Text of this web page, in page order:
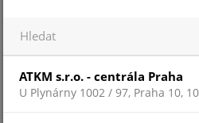
ATKM s.r.o. - centrála Praha
U Plynárny 1002 / 97, Praha 10,